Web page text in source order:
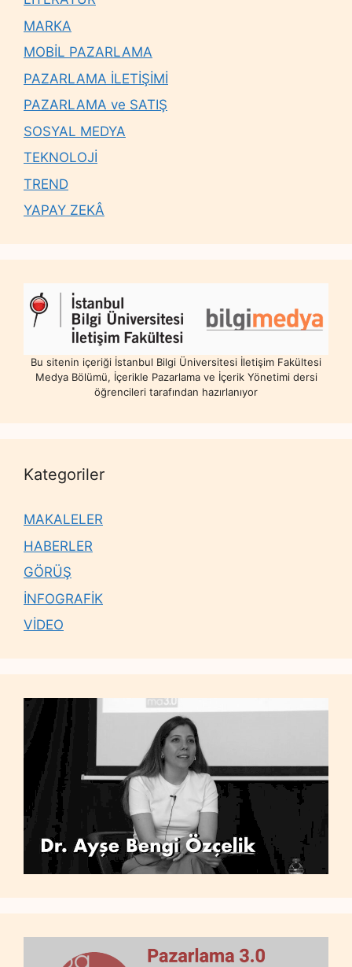
MARKA
MOBİL PAZARLAMA
PAZARLAMA İLETİŞİMİ
PAZARLAMA ve SATIŞ
SOSYAL MEDYA
TEKNOLOJİ
TREND
YAPAY ZEKÂ
Bu sitenin içeriği İstanbul Bilgi Üniversitesi İletişim Fakültesi
Medya Bölümü, İçerikle Pazarlama ve İçerik Yönetimi dersi
öğrencileri tarafından hazırlanıyor
Kategoriler
MAKALELER
HABERLER
GÖRÜŞ
İNFOGRAFİK
VİDEO